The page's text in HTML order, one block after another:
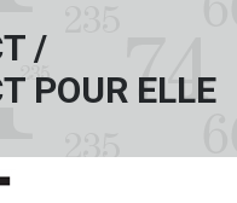
/
POUR ELLE